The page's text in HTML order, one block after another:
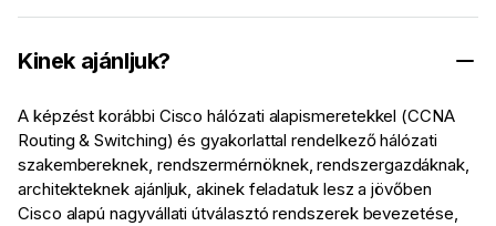
Kinek ajánljuk?
A képzést korábbi Cisco hálózati alapismeretekkel (CCNA
Routing & Switching) és gyakorlattal rendelkező hálózati
szakembereknek, rendszermérnöknek, rendszergazdáknak,
architekteknek ajánljuk, akinek feladatuk lesz a jövőben
Cisco alapú nagyvállati útválasztó rendszerek bevezetése,